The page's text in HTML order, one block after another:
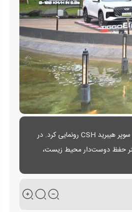
پدال نیوز: طی روزهای اخیر گروه خودروسازی چری از یک فناوری بسیار هوشمند و کارآمد به نام چری سوپر هیبرید CSH رونمایی کرد. در
حفظ دوست‌دار محیط زیست،